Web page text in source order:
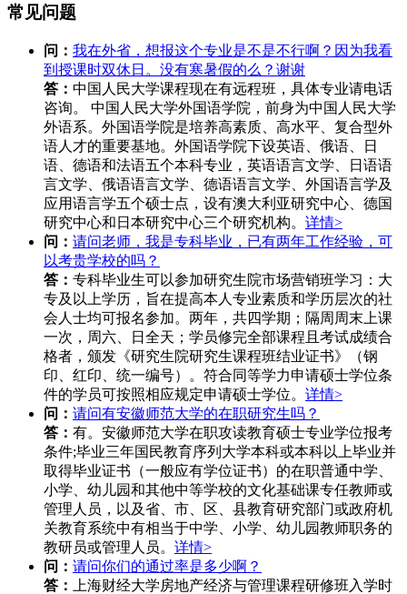
常见问题
问： 我在外省，想报这个专业是不是不行啊？因为我看
到授课时双休日。没有寒暑假的么？谢谢
答： 中国人民大学课程现在有远程班，具体专业请电话
咨询。 中国人民大学外国语学院，前身为中国人民大学
外语系。外国语学院是培养高素质、高水平、复合型外
语人才的重要基地。外国语学院下设英语、俄语、日
语、德语和法语五个本科专业，英语语言文学、日语语
言文学、俄语语言文学、德语语言文学、外国语言学及
应用语言学五个硕士点，设有澳大利亚研究中心、德国
研究中心和日本研究中心三个研究机构。 详情>
问： 请问老师，我是专科毕业，已有两年工作经验，可
以考贵学校的吗？
答： 专科毕业生可以参加研究生院市场营销班学习：大
专及以上学历，旨在提高本人专业素质和学历层次的社
会人士均可报名参加。两年，共四学期；隔周周末上课
一次，周六、日全天；学员修完全部课程且考试成绩合
格者，颁发《研究生院研究生课程班结业证书》（钢
印、红印、统一编号）。符合同等学力申请硕士学位条
件的学员可按照相应规定申请硕士学位。 详情>
问： 请问有安徽师范大学的在职研究生吗？
答： 有。安徽师范大学在职攻读教育硕士专业学位报考
条件;毕业三年国民教育序列大学本科或本科以上毕业并
取得毕业证书（一般应有学位证书）的在职普通中学、
小学、幼儿园和其他中等学校的文化基础课专任教师或
管理人员，以及省、市、区、县教育研究部门或政府机
关教育系统中有相当于中学、小学、幼儿园教师职务的
教研员或管理人员。 详情>
问： 请问你们的通过率是多少啊？
答：
上海财经大学房地产经济与管理课程研修班入学时